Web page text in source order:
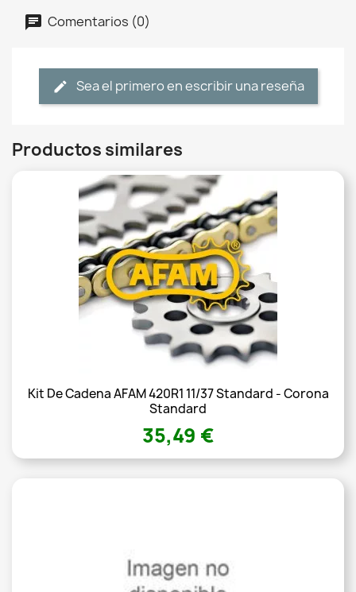
Comentarios (0)
Sea el primero en escribir una reseña
Productos similares
Kit De Cadena AFAM 420R1 11/37 Standard - Corona
Standard
35,49 €